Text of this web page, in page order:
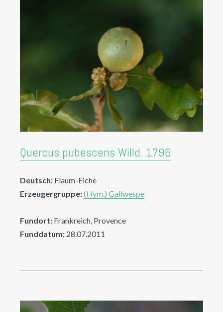
Quercus pubescens Willd. 1796
Deutsch: Flaum-Eiche
Erzeugergruppe:(Hym.) Gallwespe
Fundort: Frankreich, Provence
Funddatum: 28.07.2011